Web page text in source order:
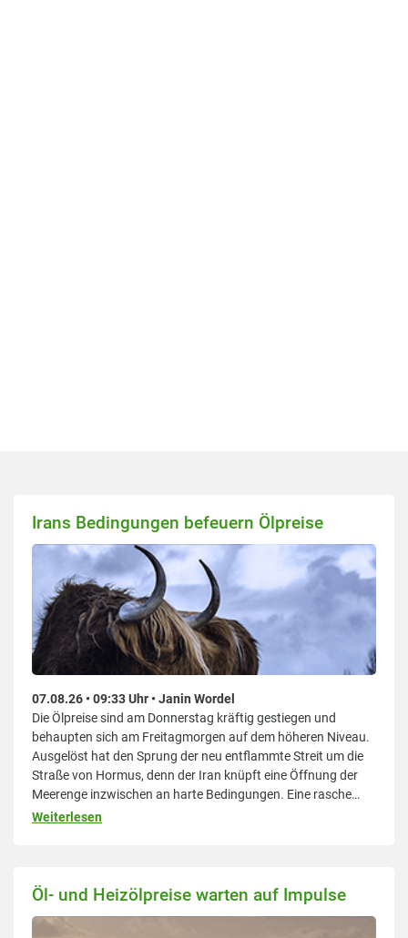
Irans Bedingungen befeuern Ölpreise
07.08.26 • 09:33 Uhr • Janin Wordel
Die Ölpreise sind am Donnerstag kräftig gestiegen und
behaupten sich am Freitagmorgen auf dem höheren Niveau.
Ausgelöst hat den Sprung der neu entflammte Streit um die
Straße von Hormus, denn der Iran knüpft eine Öffnung der
Meerenge inzwischen an harte Bedingungen. Eine rasche
Einigung mit Washington rückt damit in weite Ferne. Mit den
Weiterlesen
Öl- und Heizölpreise warten auf Impulse